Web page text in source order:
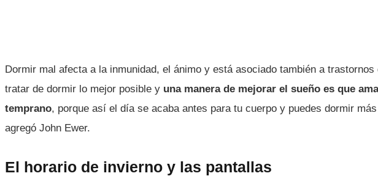
Dormir mal afecta a la inmunidad, el ánimo y está asociado también a
tratar de dormir lo mejor posible y una manera de mejorar el sueño es que
temprano, porque así el día se acaba antes para tu cuerpo y puedes dormir
agregó John Ewer.
El horario de invierno y las pantallas